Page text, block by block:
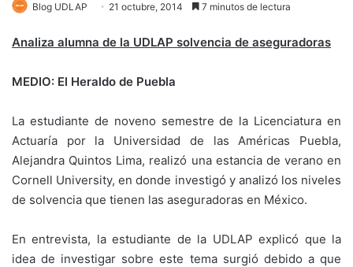
Blog UDLAP 21 octubre, 2014 7 minutos de lectura
Analiza alumna de la UDLAP solvencia de aseguradoras
MEDIO: El Heraldo de Puebla
La estudiante de noveno semestre de la Licenciatura en
Actuaría por la Universidad de las Américas Puebla,
Alejandra Quintos Lima, realizó una estancia de verano en
Cornell University, en donde investigó y analizó los niveles
de solvencia que tienen las aseguradoras en México.
En entrevista, la estudiante de la UDLAP explicó que la
idea de investigar sobre este tema surgió debido a que